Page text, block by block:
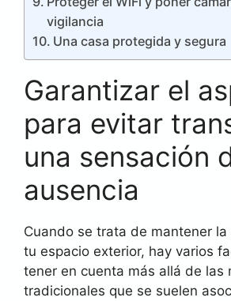
vigilancia
Una casa protegida y segura
Garantizar el
para evitar
una sensación
ausencia
Cuando se trata de mantener
tu espacio exterior, hay varios
tener en cuenta más allá de las
tradicionales que se suelen